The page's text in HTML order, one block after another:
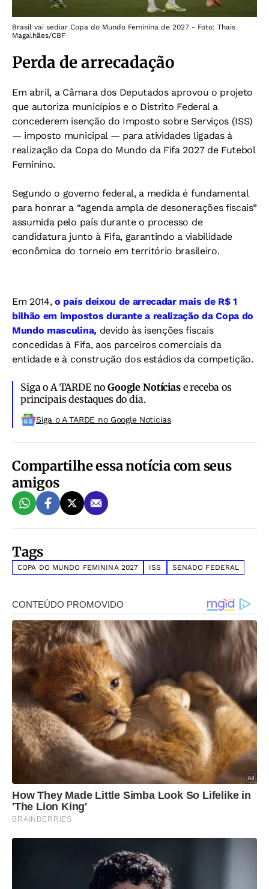
Brasil vai sediar Copa do Mundo Feminina de 2027 - Foto: Thais
Magalhães/CBF
Perda de arrecadação
Em abril, a Câmara dos Deputados aprovou o projeto
que autoriza municípios e o Distrito Federal a
concederem isenção do Imposto sobre Serviços (ISS)
— imposto municipal — para atividades ligadas à
realização da Copa do Mundo da Fifa 2027 de Futebol
Feminino.
Segundo o governo federal, a medida é fundamental
para honrar a “agenda ampla de desonerações fiscais”
assumida pelo país durante o processo de
candidatura junto à Fifa, garantindo a viabilidade
econômica do torneio em território brasileiro.
Em 2014,o país deixou de arrecadar mais de R$ 1
bilhão em impostos durante a realização da Copa do
Mundo masculina, devido às isenções fiscais
concedidas à Fifa, aos parceiros comerciais da
entidade e à construção dos estádios da competição.
Siga o A TARDE noGoogle Notíciase receba os
principais destaques do dia.
Siga o A TARDE no Google Noticias
Compartilhe essa notícia com seus
amigos
Tags
COPA DO MUNDO FEMININA 2027 ISS SENADO FEDERAL